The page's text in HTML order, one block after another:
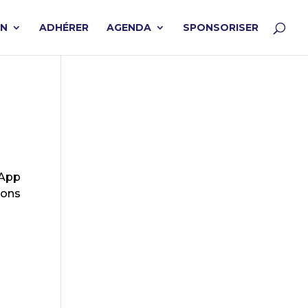
ADHÉRER AGENDA SPONSORISER